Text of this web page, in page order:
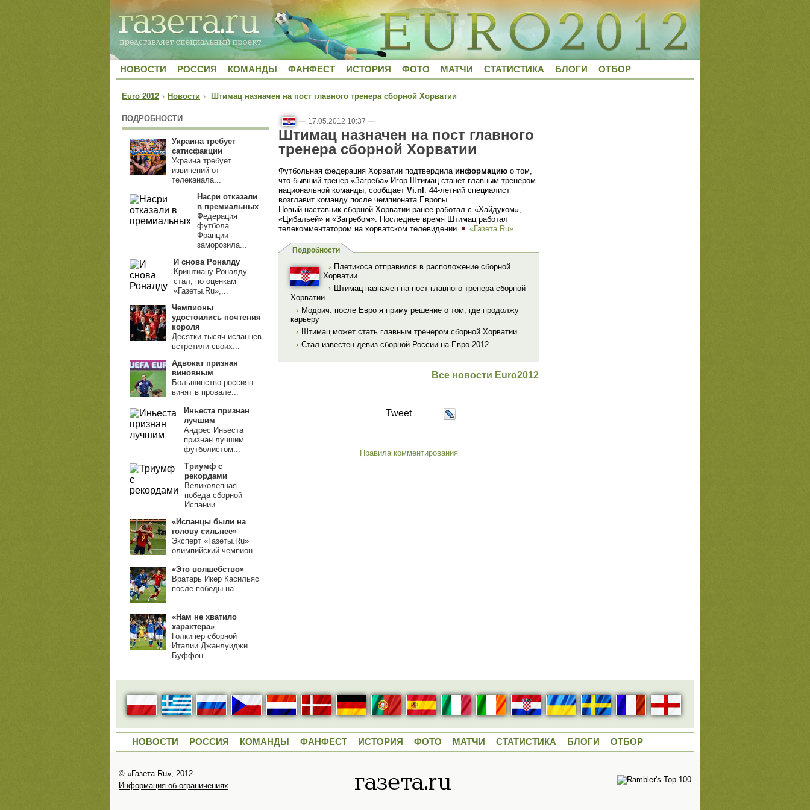
НОВОСТИ РОССИЯ КОМАНДЫ ФАНФЕСТ ИСТОРИЯ ФОТО МАТЧИ СТАТИСТИКА БЛОГИ ОТБОР
Euro 2012 › Новости › Штимац назначен на пост главного тренера сборной Хорватии
ПОДРОБНОСТИ
Украина требует
сатисфакции
Украина требует
извинений от
телеканала...
Насри отказали
в премиальных
Федерация
футбола
Франции
заморозила...
И снова Роналду
Криштиану Роналду
стал, по оценкам
«Газеты.Ru»,...
Чемпионы
удостоились почтения
короля
Десятки тысяч испанцев
встретили своих...
Адвокат признан
виновным
Большинство россиян
винят в провале...
Иньеста признан
лучшим
Андрес Иньеста
признан лучшим
футболистом...
Триумф с
рекордами
Великолепная
победа сборной
Испании...
«Испанцы были на
голову сильнее»
Эксперт «Газеты.Ru»
олимпийский чемпион...
«Это волшебство»
Вратарь Икер Касильяс
после победы на...
«Нам не хватило
характера»
Голкипер сборной
Италии Джанлуиджи
Буффон...
— 17.05.2012 10:37 —
Штимац назначен на пост главного
тренера сборной Хорватии
Футбольная федерация Хорватии подтвердила информацию о том,
что бывший тренер «Загреба» Игор Штимац станет главным тренером
национальной команды, сообщает Vi.nl . 44-летний специалист
возглавит команду после чемпионата Европы.
Новый наставник сборной Хорватии ранее работал с «Хайдуком»,
«Цибальей» и «Загребом». Последнее время Штимац работал
телекомментатором на хорватском телевидении.
«Газета.Ru»
Подробности
› Плетикоса отправился в расположение сборной
Хорватии
› Штимац назначен на пост главного тренера сборной
Хорватии
› Модрич: после Евро я приму решение о том, где продолжу
карьеру
› Штимац может стать главным тренером сборной Хорватии
› Стал известен девиз сборной России на Евро-2012
Все новости Euro2012
Tweet
Правила комментирования
НОВОСТИ РОССИЯ КОМАНДЫ ФАНФЕСТ ИСТОРИЯ ФОТО МАТЧИ СТАТИСТИКА БЛОГИ ОТБОР
© «Газета.Ru», 2012
Информация об ограничениях